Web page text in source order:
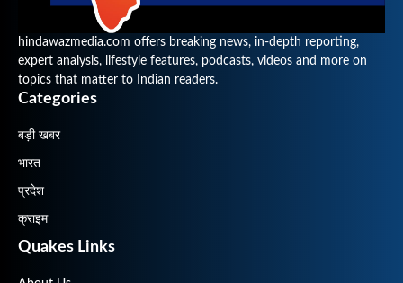
hindawazmedia.com offers breaking news, in-depth reporting,
expert analysis, lifestyle features, podcasts, videos and more on
topics that matter to Indian readers.
Categories
बड़ी खबर
भारत
प्रदेश
क्राइम
Quakes Links